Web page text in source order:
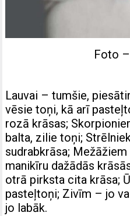
Foto
Lauvai – tumšie,
vēsie toņi, kā arī
rozā krāsas;
balta, zilie toņi;
sudrabkrāsa;
manikīru dažādās
otrā pirksta cita krāsa;
pasteļtoņi; Zivīm – jo
jo labāk.